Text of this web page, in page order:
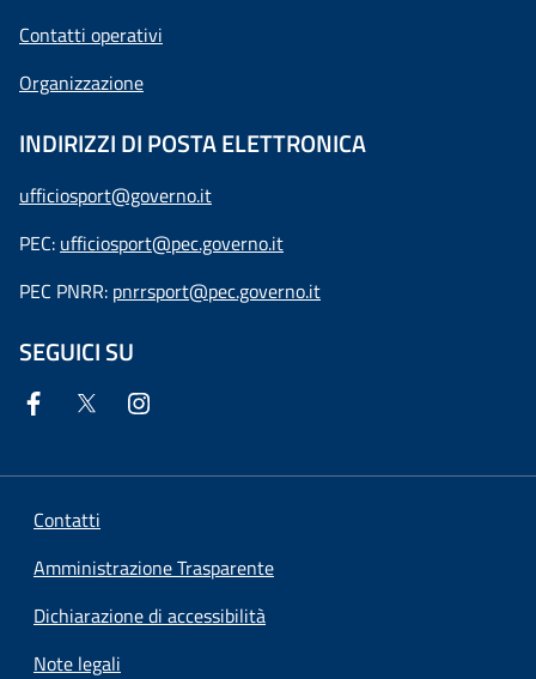
Contatti operativi
Organizzazione
INDIRIZZI DI POSTA ELETTRONICA
ufficiosport@governo.it
PEC: ufficiosport@pec.governo.it
PEC PNRR: pnrrsport@pec.governo.it
SEGUICI SU
Contatti
Amministrazione Trasparente
Dichiarazione di accessibilità
Note legali